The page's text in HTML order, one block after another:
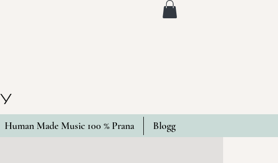
Human Made Music 100 % Prana Blogg